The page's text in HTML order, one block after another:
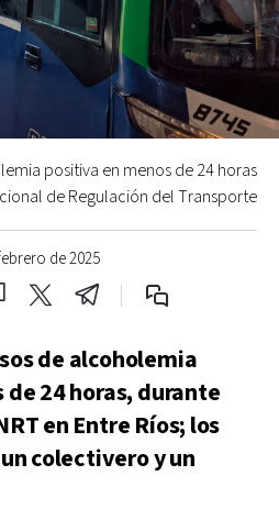
de 2025
positiva en menos de 24 horas
de Regulación del Transporte
de alcoholemia
24 horas, durante
en Entre Ríos; los
colectivero y un